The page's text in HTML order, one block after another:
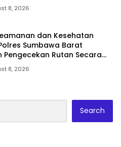
8, 2026
dan Kesehatan
Sumbawa Barat
Pengecekan Rutan Secara
8, 2026
Search